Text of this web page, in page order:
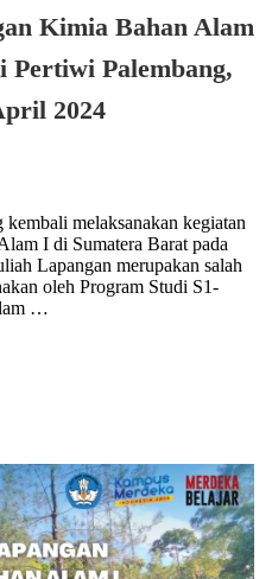
Kimia Bahan Alam
Palembang,
2024
melaksanakan kegiatan
I di Sumatera Barat pada
Lapangan merupakan salah
oleh Program Studi S1-
…